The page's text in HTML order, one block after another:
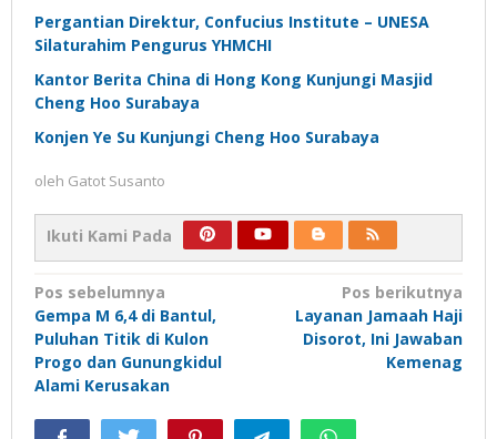
Pergantian Direktur, Confucius Institute – UNESA
Silaturahim Pengurus YHMCHI
Kantor Berita China di Hong Kong Kunjungi Masjid
Cheng Hoo Surabaya
Konjen Ye Su Kunjungi Cheng Hoo Surabaya
oleh Gatot Susanto
Ikuti Kami Pada
Navigasi
pos
Pos sebelumnya
Gempa M 6,4 di Bantul,
Puluhan Titik di Kulon
Progo dan Gunungkidul
Alami Kerusakan
Pos berikutnya
Layanan Jamaah Haji
Disorot, Ini Jawaban
Kemenag